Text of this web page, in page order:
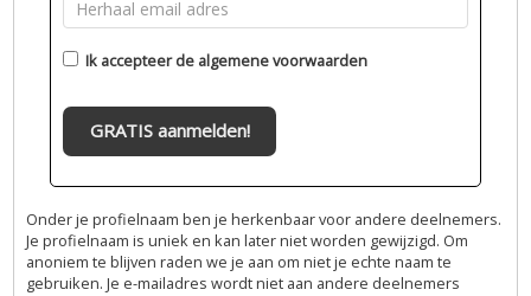
Ik accepteer de algemene voorwaarden
GRATIS aanmelden!
Onder je profielnaam ben je herkenbaar voor andere deelnemers.
Je profielnaam is uniek en kan later niet worden gewijzigd. Om
anoniem te blijven raden we je aan om niet je echte naam te
gebruiken. Je e-mailadres wordt niet aan andere deelnemers